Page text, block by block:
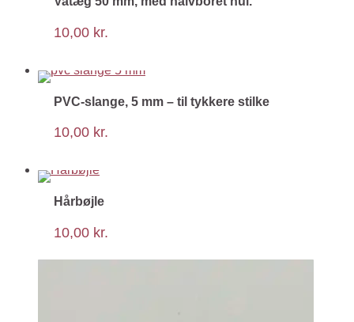
10,00 kr.
PVC-slange, 5 mm – til tykkere stilke
10,00 kr.
Hårbøjle
10,00 kr.